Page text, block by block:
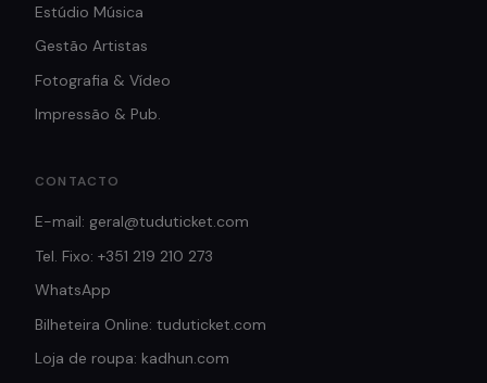
Estúdio Música
Gestão Artistas
Fotografia & Vídeo
Impressão & Pub.
CONTACTO
E-mail: geral@tuduticket.com
Tel. Fixo: +351 219 210 273
WhatsApp
Bilheteira Online: tuduticket.com
Loja de roupa: kadhun.com